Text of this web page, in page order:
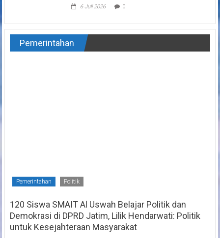
6 Juli 2026 0
Pemerintahan
Pemerintahan Politik
120 Siswa SMAIT Al Uswah Belajar Politik dan
Demokrasi di DPRD Jatim, Lilik Hendarwati: Politik
untuk Kesejahteraan Masyarakat